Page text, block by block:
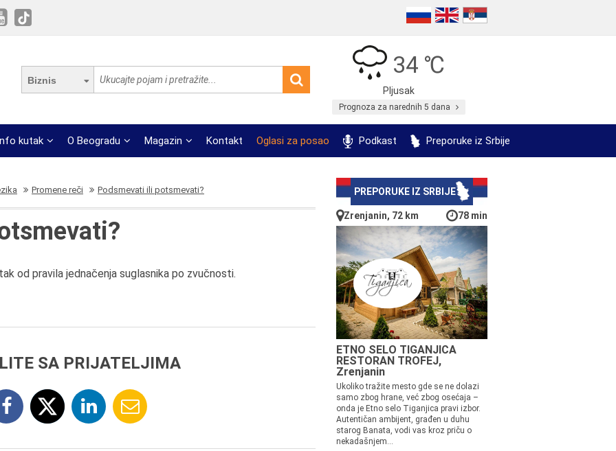
Biznis
34 ℃
Pljusak
Prognoza za narednih 5 dana
kutak O Beogradu Magazin Kontakt Oglasi za posao Podkast Preporuke iz Srbije
Promene reči Podsmevati ili potsmevati?
od pravila jednačenja suglasnika po zvučnosti.
SA PRIJATELJIMA
PREPORUKE IZ SRBIJE
Zrenjanin, 72 km 78 min
ETNO SELO TIGANJICA
RESTORAN TROFEJ,
Zrenjanin
Ukoliko tražite mesto gde se ne dolazi
samo zbog hrane, već zbog osećaja –
onda je Etno selo Tiganjica pravi izbor.
Autentičan ambijent, građen u duhu
starog Banata, vodi vas kroz priču o
nekadašnjem...